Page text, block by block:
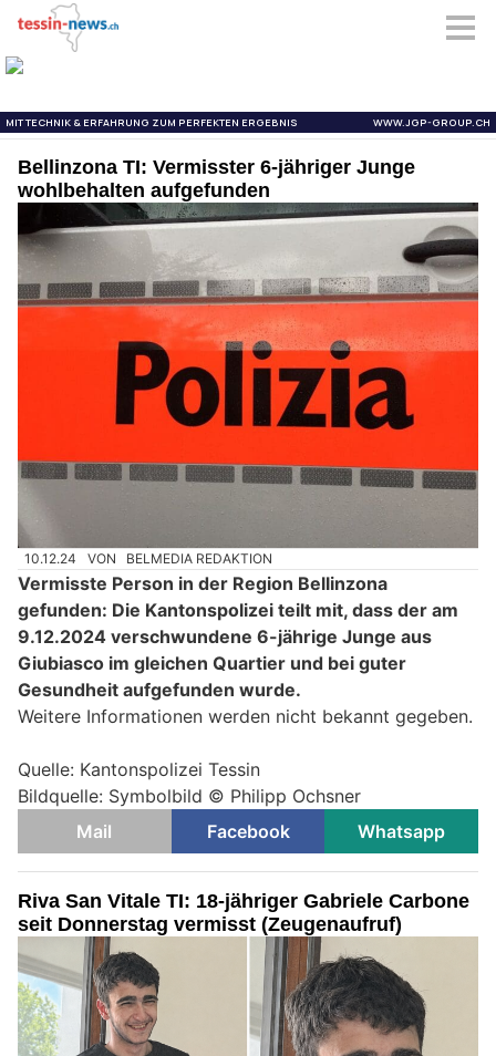
Bellinzona TI: Vermisster 6-jähriger Junge
wohlbehalten aufgefunden
10.12.24 VON BELMEDIA REDAKTION
Vermisste Person in der Region Bellinzona
gefunden: Die Kantonspolizei teilt mit, dass der am
9.12.2024 verschwundene 6-jährige Junge aus
Giubiasco im gleichen Quartier und bei guter
Gesundheit aufgefunden wurde.
Weitere Informationen werden nicht bekannt gegeben.
Quelle: Kantonspolizei Tessin
Bildquelle: Symbolbild © Philipp Ochsner
Mail
Facebook Whatsapp
Riva San Vitale TI: 18-jähriger Gabriele Carbone
seit Donnerstag vermisst (Zeugenaufruf)